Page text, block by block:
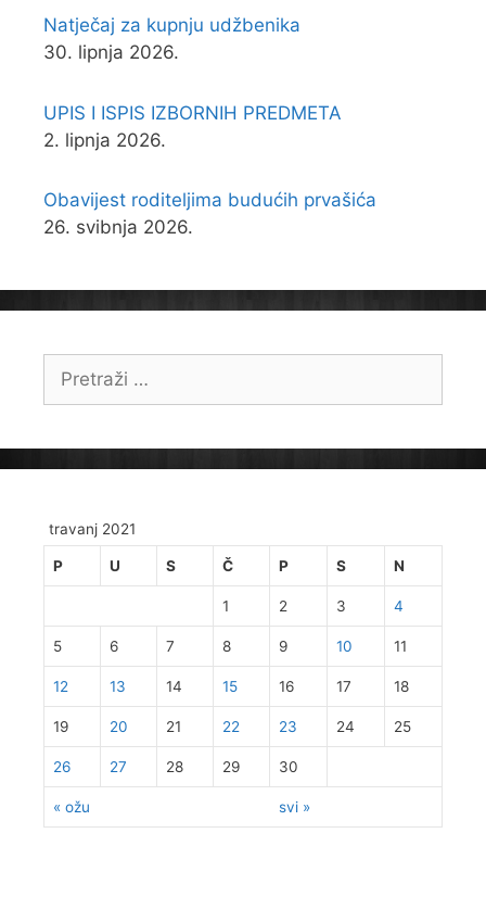
Natječaj za kupnju udžbenika
30. lipnja 2026.
UPIS I ISPIS IZBORNIH PREDMETA
2. lipnja 2026.
Obavijest roditeljima budućih prvašića
26. svibnja 2026.
Pretraži:
travanj 2021
P U S Č P S N
« ožu svi »
1 2 3 4
5 6 7 8 9 10 11
12 13 14 15 16 17 18
19 20 21 22 23 24 25
26 27 28 29 30